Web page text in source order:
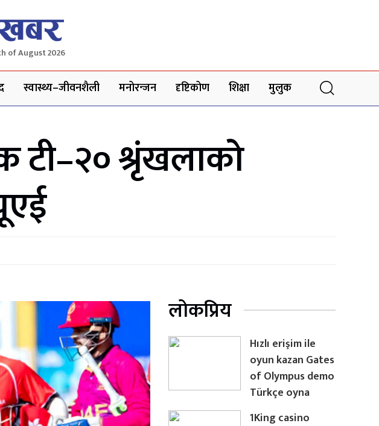
of August 2026
स्वास्थ्य–जीवनशैली मनोरन्जन दृष्टिकोण शिक्षा मुलुक
टी–२० श्रृंखलाको
लोकप्रिय
Hızlı erişim ile
oyun kazan Gates
of Olympus demo
Türkçe oyna
1King casino